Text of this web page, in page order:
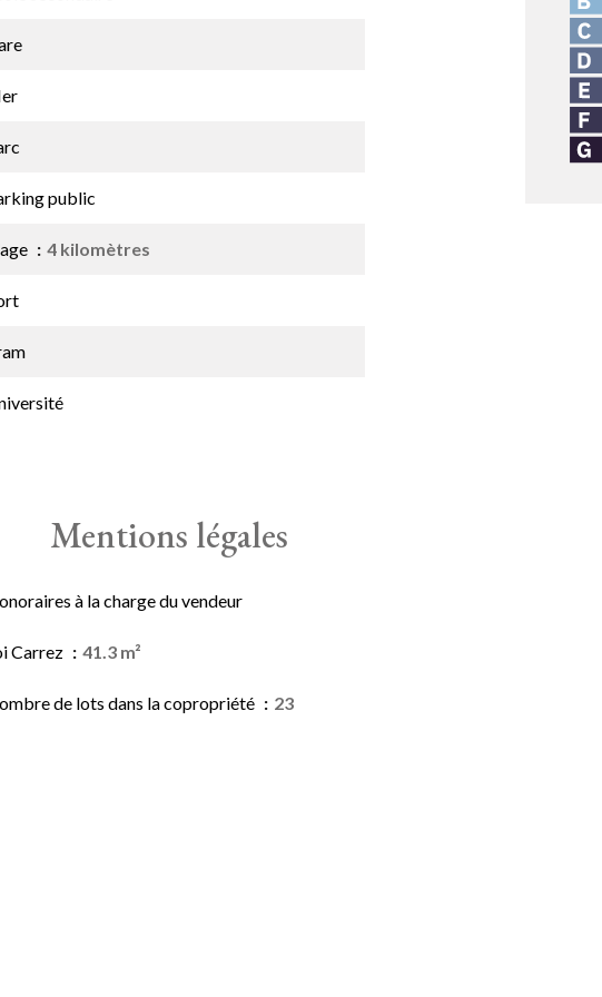
public
4 kilomètres
Mentions légales
à la charge du vendeur
Carrez 41.3 m²
de lots dans la copropriété 23